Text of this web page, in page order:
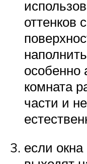
оттенков
особенно
комната
части и
если